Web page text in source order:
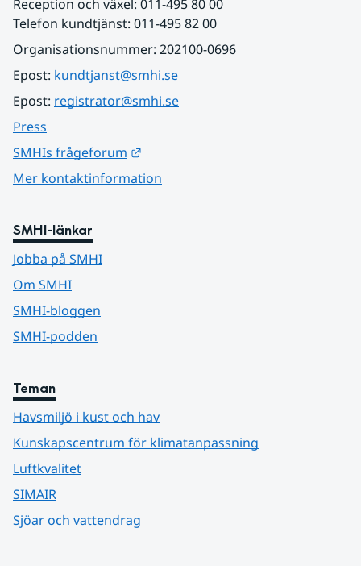
Reception och växel: 011-495 80 00
Telefon kundtjänst: 011-495 82 00
Organisationsnummer: 202100-0696
Epost: kundtjanst@smhi.se
Epost: registrator@smhi.se
Press
SMHIs frågeforum
Mer kontaktinformation
SMHI-länkar
Jobba på SMHI
Om SMHI
SMHI-bloggen
SMHI-podden
Teman
Havsmiljö i kust och hav
Kunskapscentrum för klimatanpassning
Luftkvalitet
SIMAIR
Sjöar och vattendrag